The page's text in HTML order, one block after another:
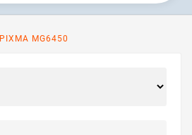
PIXMA MG6450